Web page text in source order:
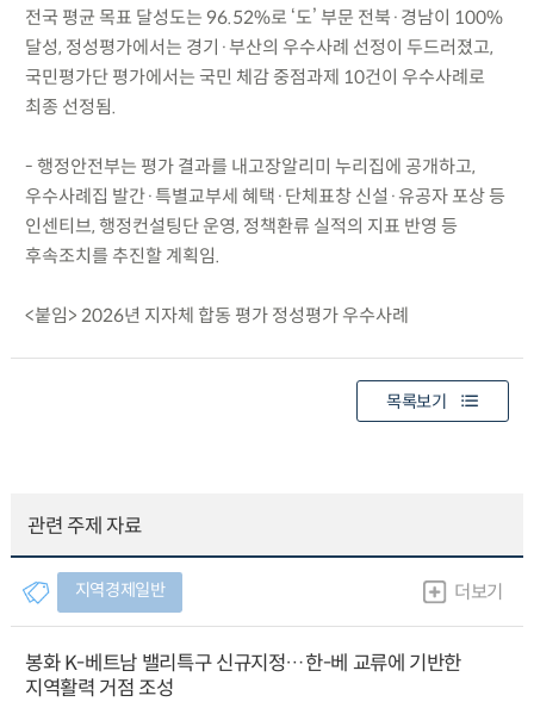
전국 평균 목표 달성도는 96.52%로 ‘도’ 부문 전북·경남이 100%
달성, 정성평가에서는 경기·부산의 우수사례 선정이 두드러졌고,
국민평가단 평가에서는 국민 체감 중점과제 10건이 우수사례로
최종 선정됨.
- 행정안전부는 평가 결과를 내고장알리미 누리집에 공개하고,
우수사례집 발간·특별교부세 혜택·단체표창 신설·유공자 포상 등
인센티브, 행정컨설팅단 운영, 정책환류 실적의 지표 반영 등
후속조치를 추진할 계획임.
<붙임> 2026년 지자체 합동 평가 정성평가 우수사례
목록보기
관련 주제 자료
지역경제일반 더보기
봉화 K-베트남 밸리특구 신규지정…한-베 교류에 기반한
지역활력 거점 조성